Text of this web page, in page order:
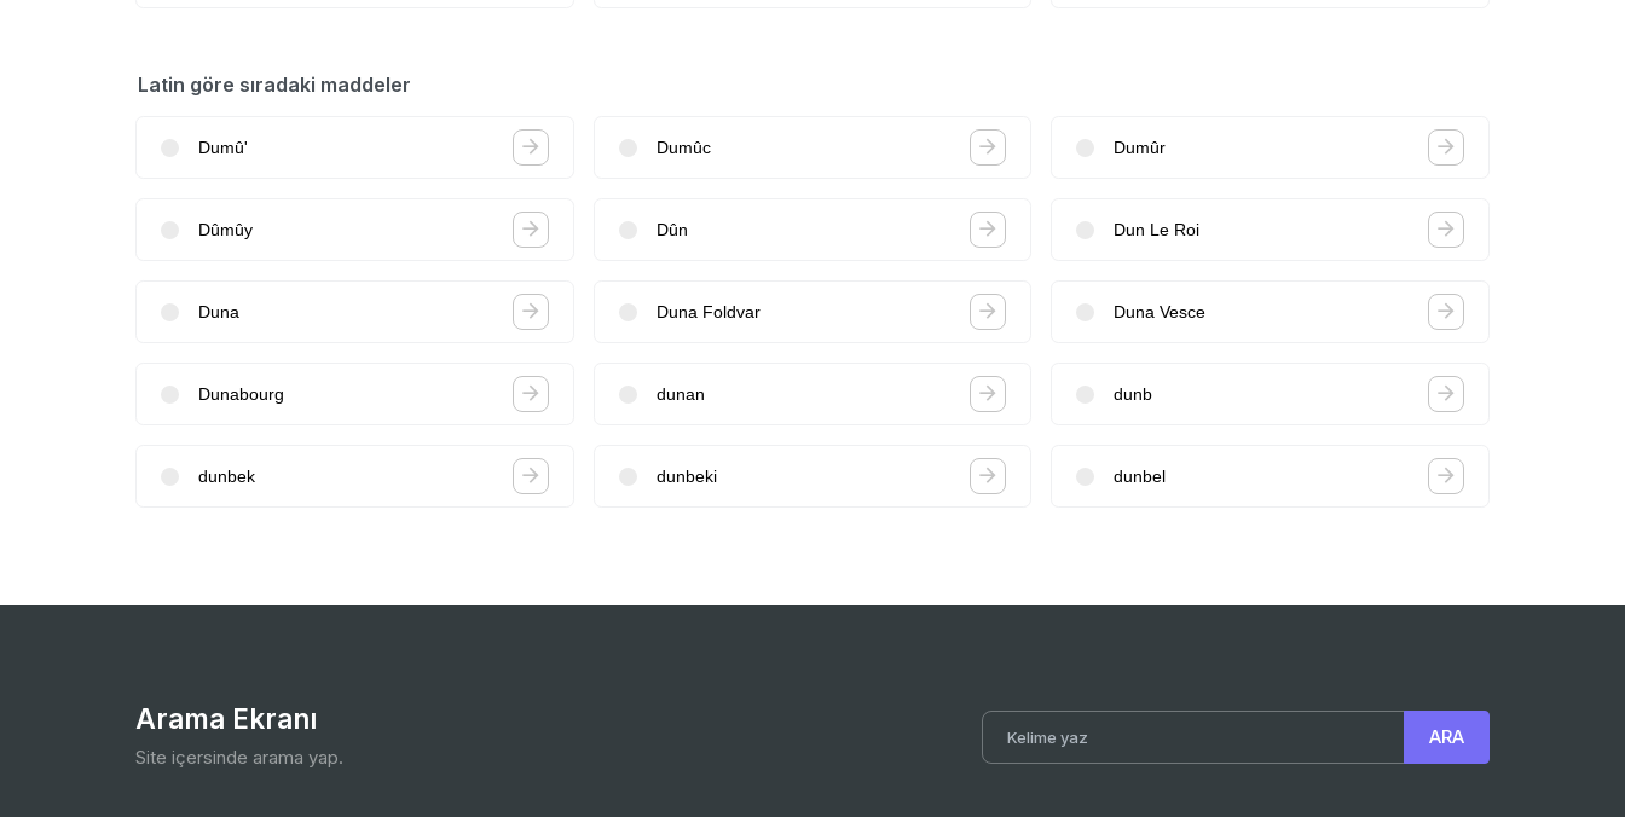
Latin göre sıradaki maddeler
Dumû' Dumûc Dumûr
Dûmûy Dûn Dun Le Roi
Duna Duna Foldvar Duna Vesce
Dunabourg dunan dunb
dunbek dunbeki dunbel
Arama Ekranı
Site içersinde arama yap.